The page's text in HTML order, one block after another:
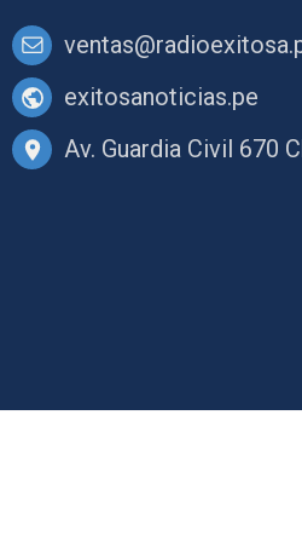
exitosanoticias.pe
Av. Guardia Civil 670